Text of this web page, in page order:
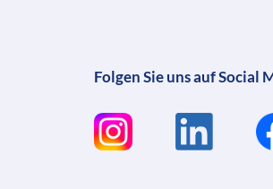
Folgen Sie uns auf Social